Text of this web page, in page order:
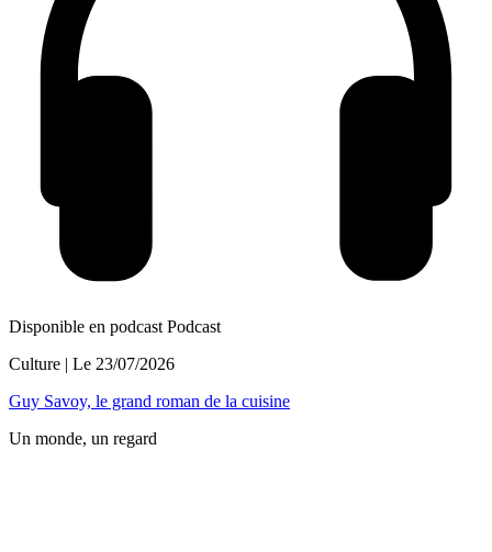
Disponible en podcast Podcast
Culture | Le 23/07/2026
Guy Savoy, le grand roman de la cuisine
Un monde, un regard